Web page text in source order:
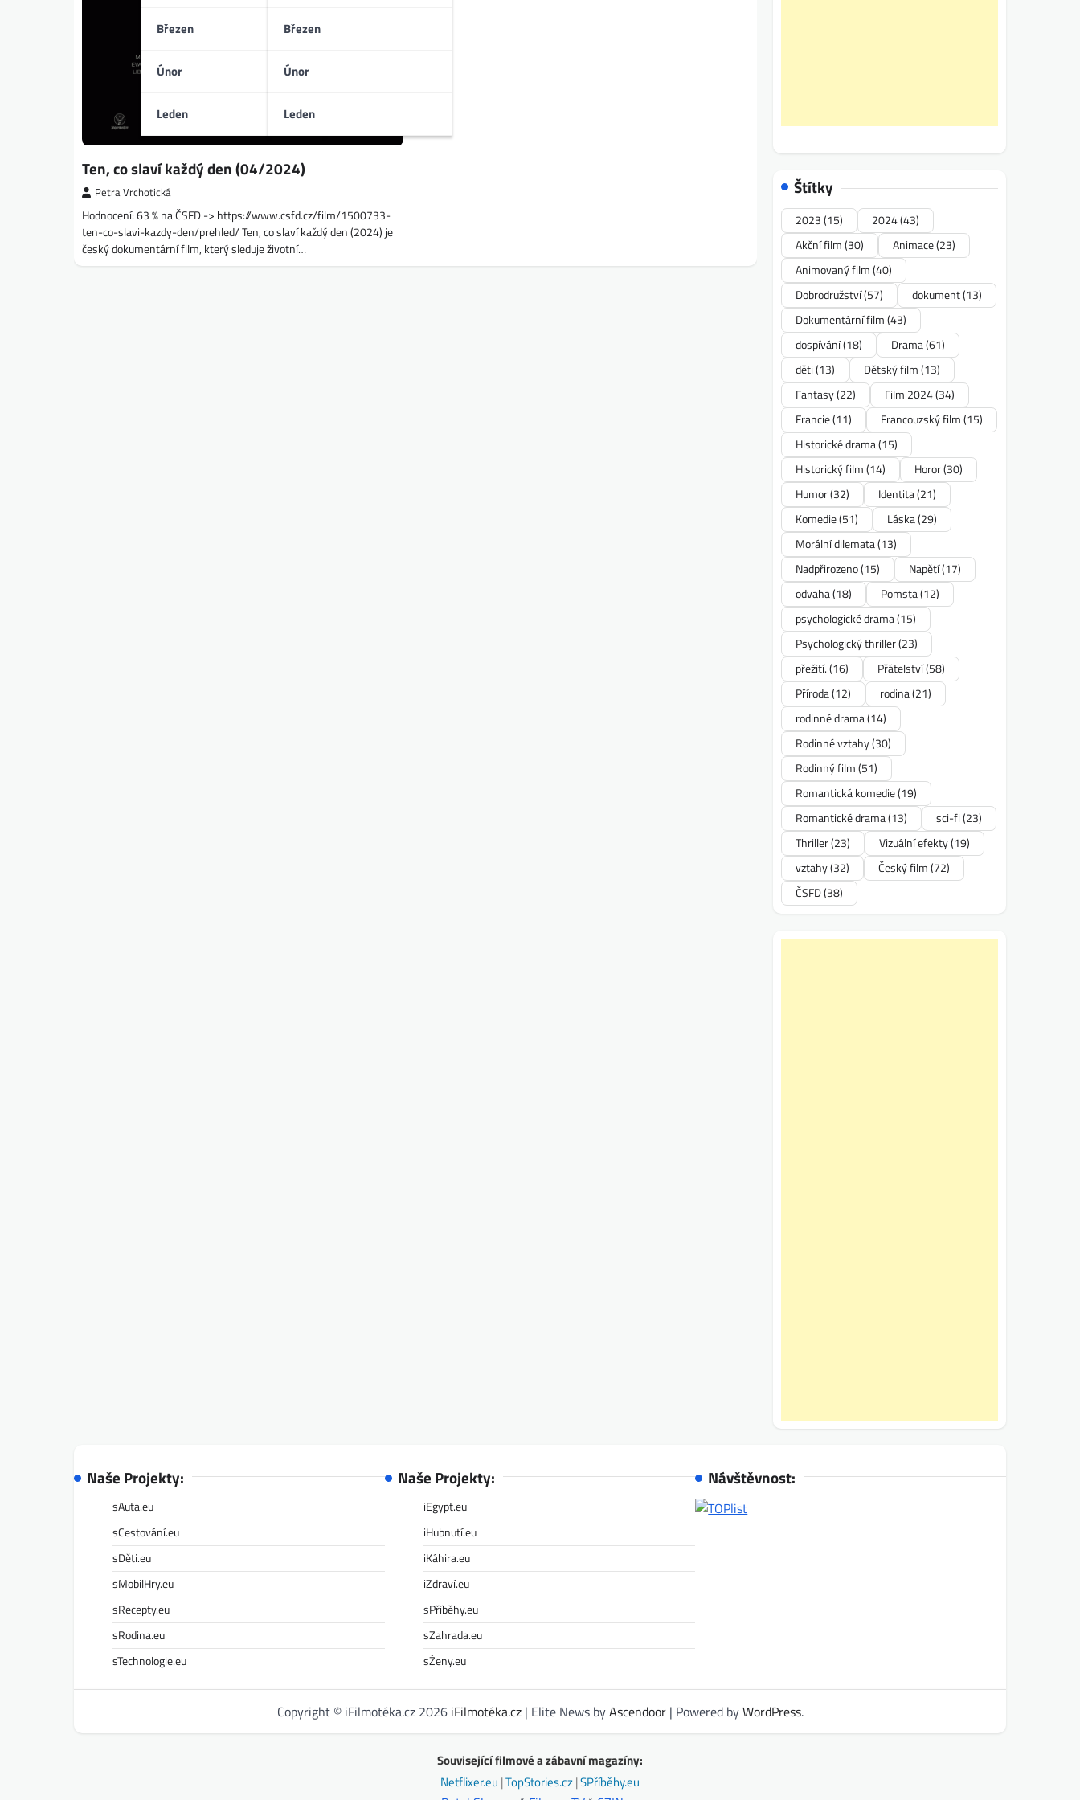
Březen
Únor
Leden
Březen
Únor
Leden
Ten, co slaví každý den (04/2024)
Petra Vrchotická
Hodnocení: 63 % na ČSFD -> https://www.csfd.cz/film/1500733-
ten-co-slavi-kazdy-den/prehled/ Ten, co slaví každý den (2024) je
český dokumentární film, který sleduje životní…
Štítky
2023(15) 2024(43)
Akční film(30) Animace(23)
Animovaný film(40)
Dobrodružství(57) dokument(13)
Dokumentární film(43)
dospívání(18) Drama(61)
děti(13) Dětský film(13)
Fantasy(22) Film 2024(34)
Francie(11) Francouzský film(15)
Historické drama(15)
Historický film(14) Horor(30)
Humor(32) Identita(21)
Komedie(51) Láska(29)
Morální dilemata(13)
Nadpřirozeno(15) Napětí(17)
odvaha(18) Pomsta(12)
psychologické drama(15)
Psychologický thriller(23)
přežití.(16) Přátelství(58)
Příroda(12) rodina(21)
rodinné drama(14)
Rodinné vztahy(30)
Rodinný film(51)
Romantická komedie(19)
Romantické drama(13) sci-fi(23)
Thriller(23) Vizuální efekty(19)
vztahy(32) Český film(72)
ČSFD(38)
Naše Projekty:
sAuta.eu
sCestování.eu
sDěti.eu
sMobilHry.eu
sRecepty.eu
sRodina.eu
sTechnologie.eu
Naše Projekty:
iEgypt.eu
iHubnutí.eu
iKáhira.eu
iZdraví.eu
sPříběhy.eu
sZahrada.eu
sŽeny.eu
Návštěvnost:
Copyright © iFilmotéka.cz 2026 iFilmotéka.cz| Elite News byAscendoor| Powered byWordPress.
Související filmové a zábavní magazíny:
Netflixer.eu |TopStories.cz|SPříběhy.eu